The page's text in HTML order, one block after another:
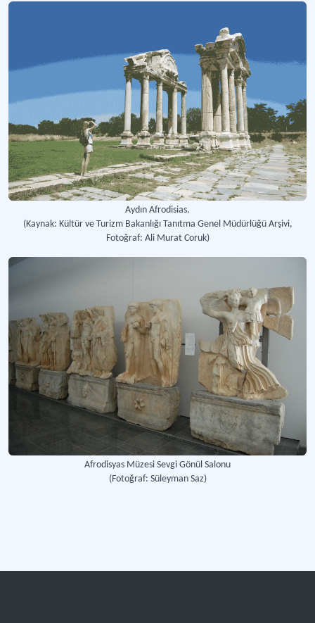
Aydın Afrodisias.
(Kaynak: Kültür ve Turizm Bakanlığı Tanıtma Genel Müdürlüğü Arşivi,
Fotoğraf: Ali Murat Coruk)
Afrodisyas Müzesi Sevgi Gönül Salonu
(Fotoğraf: Süleyman Saz)